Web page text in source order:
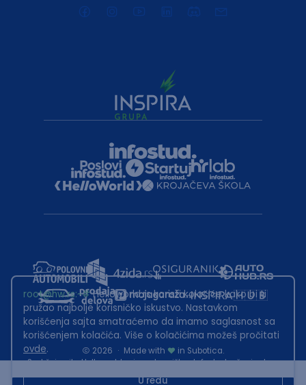
2026 · Made with
in Subotica.
Sadržaj sajta Helloworld.rs je u vlasništvu Infostud rešenja d.o.o.
root@hw.rs:~#Helloworld.rs koristi kolačiće kako bi ti
pružao najbolje korisničko iskustvo. Nastavkom
korišćenja sajta smatraćemo da imamo saglasnost sa
korišćenjem kolačića. Više o kolačićima možeš pročitati
ovde.
U redu